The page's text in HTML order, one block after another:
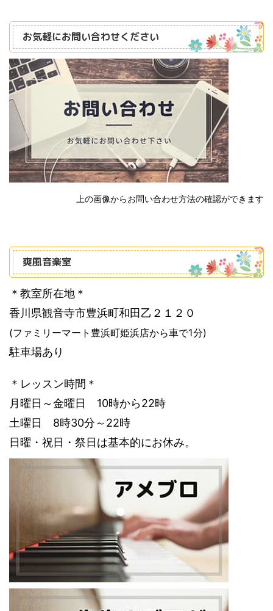
お気軽にお問い合わせください
上の画像からお問い合わせ方法の確認ができます
爽風音楽室
＊教室所在地＊
香川県観音寺市豊浜町和田乙２１２０
(ファミリーマート豊浜町姫浜店から車で1分)
駐車場あり
＊レッスン時間＊
月曜日～金曜日 10時から22時
土曜日 8時30分～22時
日曜・祝日・祭日は基本的にお休み。